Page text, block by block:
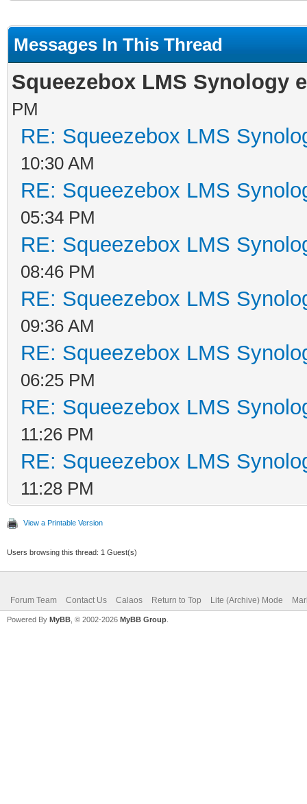
Messages In This Thread
Squeezebox LMS Synology
PM
RE: Squeezebox LMS
10:30 AM
RE: Squeezebox LMS
05:34 PM
RE: Squeezebox LMS
08:46 PM
RE: Squeezebox LMS
09:36 AM
RE: Squeezebox LMS
06:25 PM
RE: Squeezebox LMS
11:26 PM
RE: Squeezebox LMS
11:28 PM
View a Printable Version
Users browsing this thread: 1 Guest(s)
Forum Team Contact Us Calaos Return to Top Lite (Archive) Mode
Powered By MyBB , © 2002-2026 MyBB Group